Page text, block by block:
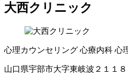
大西クリニック
心理カウンセリング 心療内科 心
山口県宇部市大字東岐波２１１８